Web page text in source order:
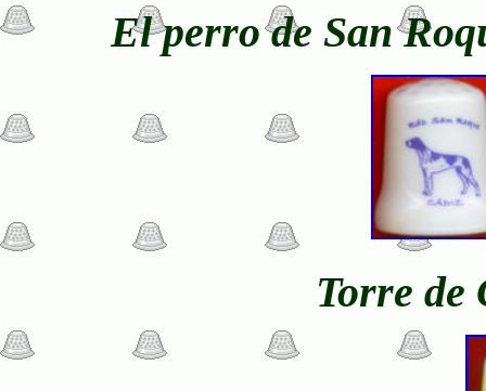
El perro de San
Torre de